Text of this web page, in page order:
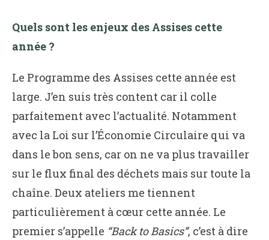
Quels sont les enjeux des Assises cette
année ?
Le Programme des Assises cette année est
large. J’en suis très content car il colle
parfaitement avec l’actualité. Notamment
avec la Loi sur l’Économie Circulaire qui va
dans le bon sens, car on ne va plus travailler
sur le flux final des déchets mais sur toute la
chaîne. Deux ateliers me tiennent
particulièrement à cœur cette année. Le
premier s’appelle “Back to Basics”, c’est à dire